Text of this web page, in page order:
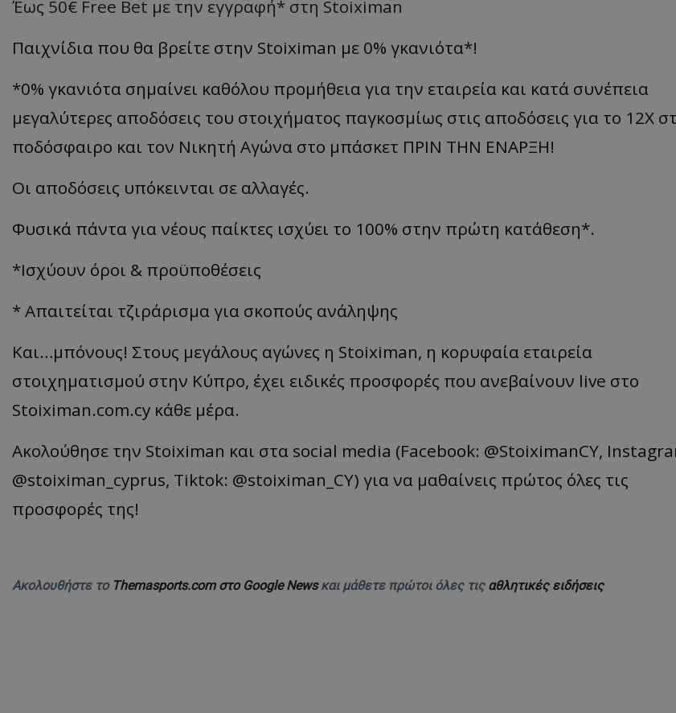
Έως 50€ Free Bet με την εγγραφή* στη Stoiximan
Παιχνίδια που θα βρείτε στην Stoiximan με 0% γκανιότα*!
*0% γκανιότα σημαίνει καθόλου προμήθεια για την εταιρεία και κατά συνέπεια
μεγαλύτερες αποδόσεις του στοιχήματος παγκοσμίως στις αποδόσεις για το 12Χ
ποδόσφαιρο και τον Νικητή Αγώνα στο μπάσκετ ΠΡΙΝ ΤΗΝ ΕΝΑΡΞΗ!
Οι αποδόσεις υπόκεινται σε αλλαγές.
Φυσικά πάντα για νέους παίκτες ισχύει το 100% στην πρώτη κατάθεση*.
*Ισχύουν όροι & προϋποθέσεις
* Απαιτείται τζιράρισμα για σκοπούς ανάληψης
Και…μπόνους! Στους μεγάλους αγώνες η Stoiximan, η κορυφαία εταιρεία
στοιχηματισμού στην Κύπρο, έχει ειδικές προσφορές που ανεβαίνουν live στο
Stoiximan.com.cy κάθε μέρα.
Ακολούθησε την Stoiximan και στα social media (Facebook: @StoiximanCY,
@stoiximan_cyprus, Tiktok: @stoiximan_CY) για να μαθαίνεις πρώτος όλες τις
προσφορές της!
Ακολουθήστε το Themasports.com στο Google Newsκαι μάθετε πρώτοι όλες τις αθλητικές ειδήσεις